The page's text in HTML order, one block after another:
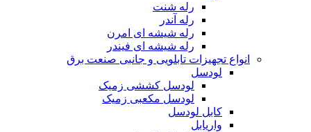
رله شنت
رله آندر
رله شیشه ای امرن
رله شیشه ای فیندر
انواع تجهیزات تابلویی و جانبی صنعت برق
لودسل
لودسل کششی زمیک
لودسل مکعبی زمیک
کابل لودسل
واریابل